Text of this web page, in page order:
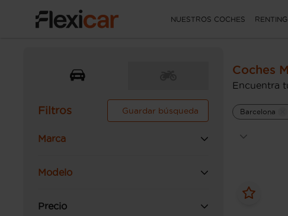
NUESTROS COCHES RENTING
Filtros Guardar búsqueda
Marca
Modelo
Precio
Coches
Encuentra
Barcelona